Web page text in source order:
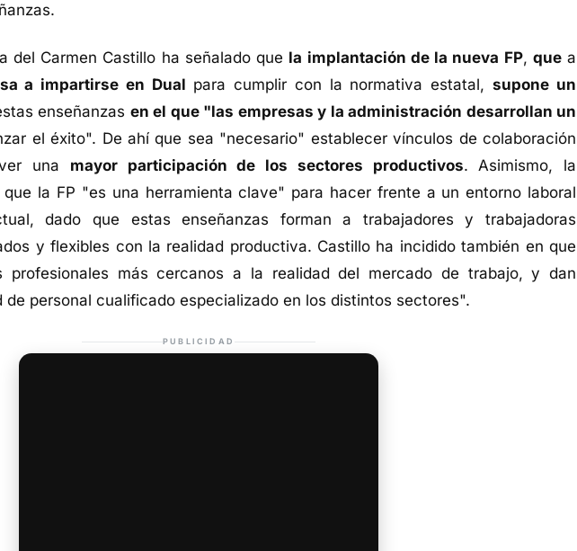
del Carmen Castillo ha señalado que la implantación de la nueva FP, quea
a impartirse en Dual para cumplir con la normativa estatal,supone un
enseñanzas en el que "las empresas y la administración desarrollan un
el éxito". De ahí que sea "necesario" establecer vínculos de colaboración
una mayor participación de los sectores productivos. Asimismo, la
la FP "es una herramienta clave" para hacer frente a un entorno laboral
dado que estas enseñanzas forman a trabajadores y trabajadoras
y flexibles con la realidad productiva. Castillo ha incidido también en que
profesionales más cercanos a la realidad del mercado de trabajo, y dan
de personal cualificado especializado en los distintos sectores".
PUBLICIDAD